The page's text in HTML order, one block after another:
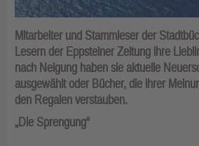
Mitarbeiter und Stammleser der
Lesern der Eppsteiner Zeitung ihre
nach Neigung haben sie aktuelle
ausgewählt oder Bücher, die ihrer
den Regalen verstauben.
„Die Sprengung“